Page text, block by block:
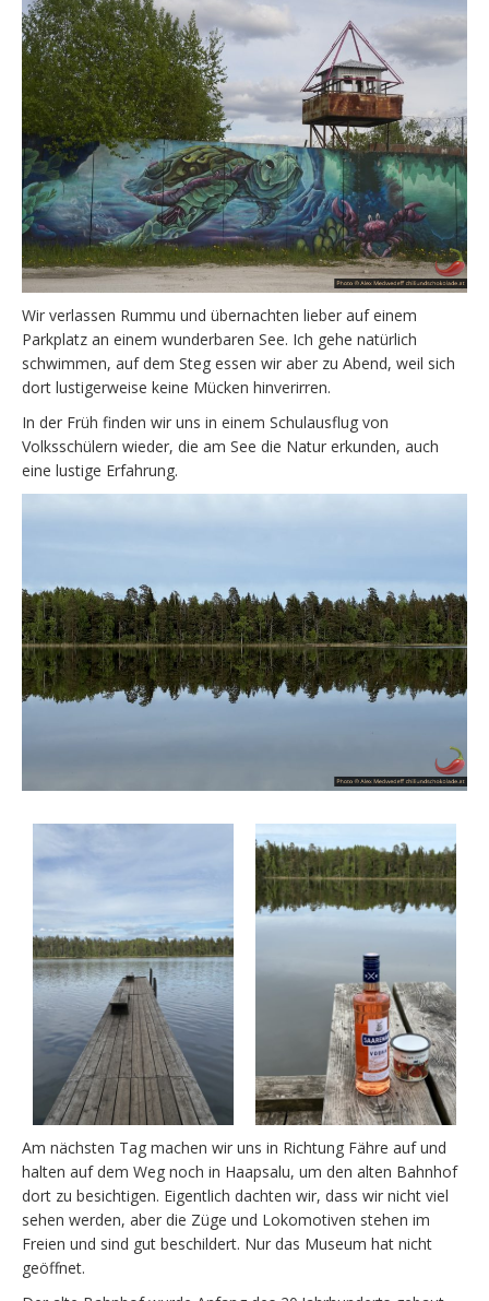
Wir verlassen Rummu und übernachten lieber auf einem
Parkplatz an einem wunderbaren See. Ich gehe natürlich
schwimmen, auf dem Steg essen wir aber zu Abend, weil sich
dort lustigerweise keine Mücken hinverirren.
In der Früh finden wir uns in einem Schulausflug von
Volksschülern wieder, die am See die Natur erkunden, auch
eine lustige Erfahrung.
Am nächsten Tag machen wir uns in Richtung Fähre auf und
halten auf dem Weg noch in Haapsalu, um den alten Bahnhof
dort zu besichtigen. Eigentlich dachten wir, dass wir nicht viel
sehen werden, aber die Züge und Lokomotiven stehen im
Freien und sind gut beschildert. Nur das Museum hat nicht
geöffnet.